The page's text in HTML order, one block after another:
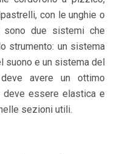
con le unghie o
sono due sistemi che
strumento: un sistema
e un sistema del
avere un ottimo
essere elastica e
sezioni utili.